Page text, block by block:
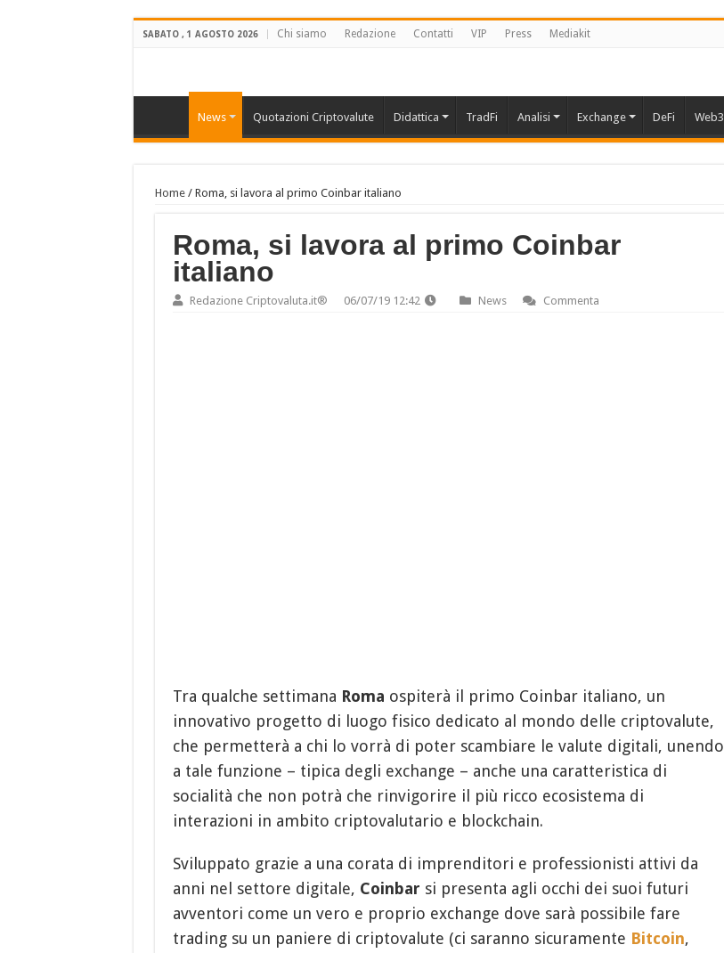
SABATO , 1 AGOSTO 2026 Chi siamo Redazione Contatti VIP Press Mediakit
News Quotazioni Criptovalute Didattica TradFi Analisi Exchange DeFi Web3
Home/ Roma, si lavora al primo Coinbar italiano
Roma, si lavora al primo Coinbar
italiano
Redazione Criptovaluta.it® 06/07/19 12:42 News Commenta
Tra qualche settimana Roma ospiterà il primo Coinbar italiano, un
innovativo progetto di luogo fisico dedicato al mondo delle criptovalute,
che permetterà a chi lo vorrà di poter scambiare le valute digitali, unendo
a tale funzione – tipica degli exchange – anche una caratteristica di
socialità che non potrà che rinvigorire il più ricco ecosistema di
interazioni in ambito criptovalutario e blockchain.
Sviluppato grazie a una corata di imprenditori e professionisti attivi da
anni nel settore digitale, Coinbar si presenta agli occhi dei suoi futuri
avventori come un vero e proprio exchange dove sarà possibile fare
trading su un paniere di criptovalute (ci saranno sicuramente Bitcoin,